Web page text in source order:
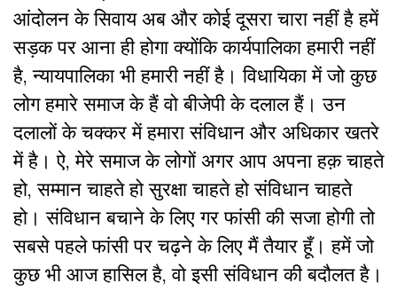
आंदोलन के सिवाय अब और कोई दूसरा चारा नहीं है हमें
सड़क पर आना ही होगा क्योंकि कार्यपालिका हमारी नहीं
है, न्यायपालिका भी हमारी नहीं है। विधायिका में जो कुछ
लोग हमारे समाज के हैं वो बीजेपी के दलाल हैं। उन
दलालों के चक्कर में हमारा संविधान और अधिकार खतरे
में है। ऐ, मेरे समाज के लोगों अगर आप अपना हक़ चाहते
हो, सम्मान चाहते हो सुरक्षा चाहते हो संविधान चाहते
हो। संविधान बचाने के लिए गर फांसी की सजा होगी तो
सबसे पहले फांसी पर चढ़ने के लिए मैं तैयार हूँ। हमें जो
कुछ भी आज हासिल है, वो इसी संविधान की बदौलत है।